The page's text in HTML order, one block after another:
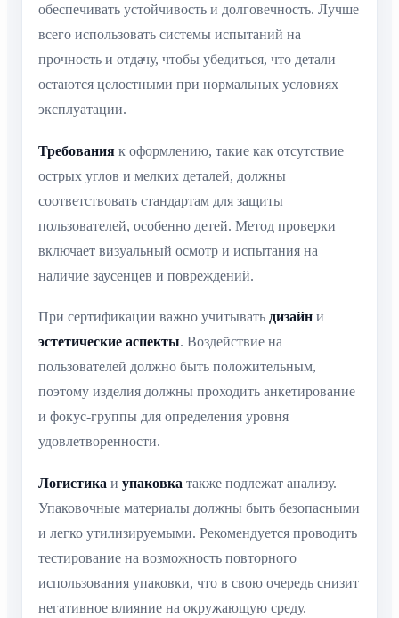
обеспечивать устойчивость и долговечность. Лучше
всего использовать системы испытаний на
прочность и отдачу, чтобы убедиться, что детали
остаются целостными при нормальных условиях
эксплуатации.
Требования к оформлению, такие как отсутствие
острых углов и мелких деталей, должны
соответствовать стандартам для защиты
пользователей, особенно детей. Метод проверки
включает визуальный осмотр и испытания на
наличие заусенцев и повреждений.
При сертификации важно учитывать дизайн и
эстетические аспекты. Воздействие на
пользователей должно быть положительным,
поэтому изделия должны проходить анкетирование
и фокус-группы для определения уровня
удовлетворенности.
Логистика и упаковка также подлежат анализу.
Упаковочные материалы должны быть безопасными
и легко утилизируемыми. Рекомендуется проводить
тестирование на возможность повторного
использования упаковки, что в свою очередь снизит
негативное влияние на окружающую среду.